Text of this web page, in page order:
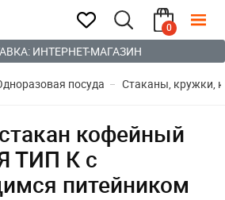
0
ИНТЕРНЕТ-МАГАЗИН
посуда Стаканы, кружки,
кофейный
ТИП К с
питейником